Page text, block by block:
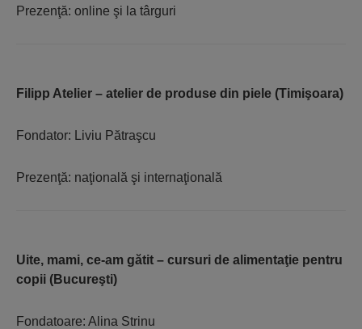
Prezenţă: online şi la târguri
Filipp Atelier – atelier de produse din piele (Timişoara)
Fondator: Liviu Pătraşcu
Prezenţă: naţională şi internaţională
Uite, mami, ce-am gătit – cursuri de alimentaţie pentru
copii (Bucureşti)
Fondatoare: Alina Strinu